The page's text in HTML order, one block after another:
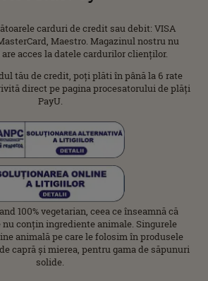
carduri de credit sau debit: VISA
Maestro. Magazinul nostru nu
acces la datele cardurilor clienților.
tău de credit, poți plăti în până la 6 rate
direct pe pagina procesatorului de plăți
PayU.
100% vegetarian, ceea ce înseamnă că
conțin ingrediente animale. Singurele
animală pe care le folosim în produsele
capră și mierea, pentru gama de săpunuri
solide.